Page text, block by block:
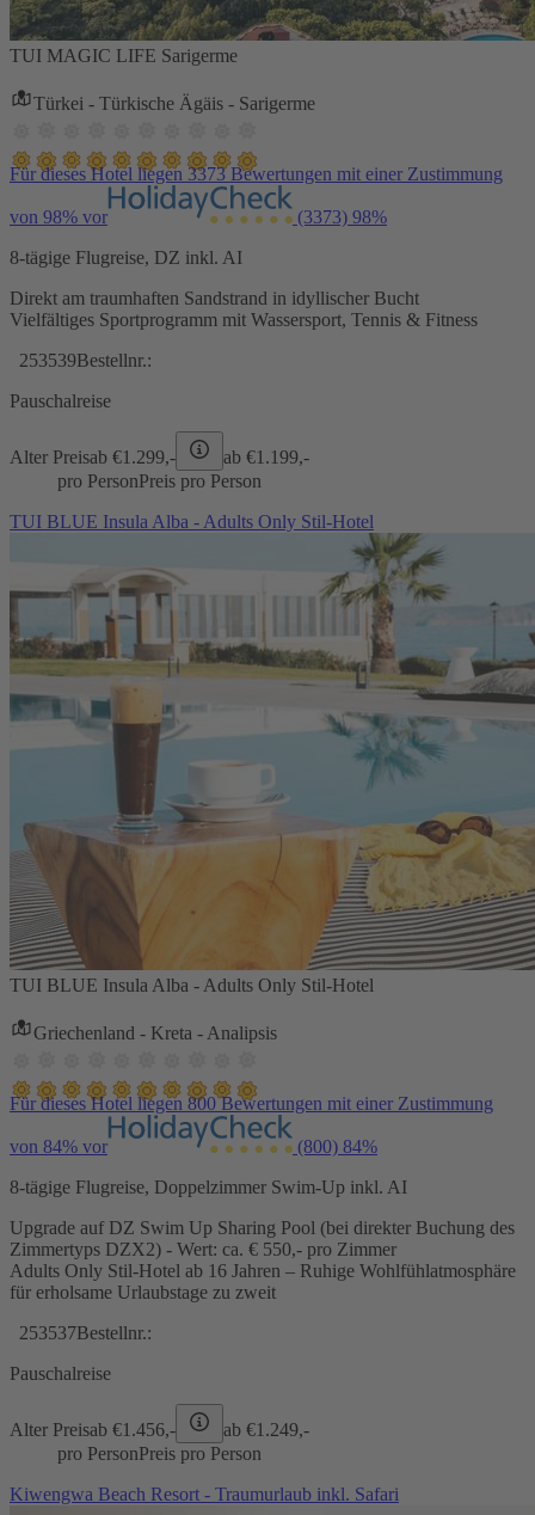
TUI MAGIC LIFE Sarigerme
Türkei - Türkische Ägäis - Sarigerme
Für dieses Hotel liegen 3373 Bewertungen mit einer Zustimmung
von 98% vor (3373) 98%
8-tägige Flugreise, DZ inkl. AI
Direkt am traumhaften Sandstrand in idyllischer Bucht
Vielfältiges Sportprogramm mit Wassersport, Tennis & Fitness
253539Bestellnr.:
Pauschalreise
Alter Preisab €1.299,- ab €1.199,-
pro PersonPreis pro Person
TUI BLUE Insula Alba - Adults Only Stil-Hotel
TUI BLUE Insula Alba - Adults Only Stil-Hotel
Griechenland - Kreta - Analipsis
Für dieses Hotel liegen 800 Bewertungen mit einer Zustimmung
von 84% vor (800) 84%
8-tägige Flugreise, Doppelzimmer Swim-Up inkl. AI
Upgrade auf DZ Swim Up Sharing Pool (bei direkter Buchung des
Zimmertyps DZX2) - Wert: ca. € 550,- pro Zimmer
Adults Only Stil-Hotel ab 16 Jahren – Ruhige Wohlfühlatmosphäre
für erholsame Urlaubstage zu zweit
253537Bestellnr.:
Pauschalreise
Alter Preisab €1.456,- ab €1.249,-
pro PersonPreis pro Person
Kiwengwa Beach Resort - Traumurlaub inkl. Safari